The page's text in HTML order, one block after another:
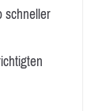
schneller